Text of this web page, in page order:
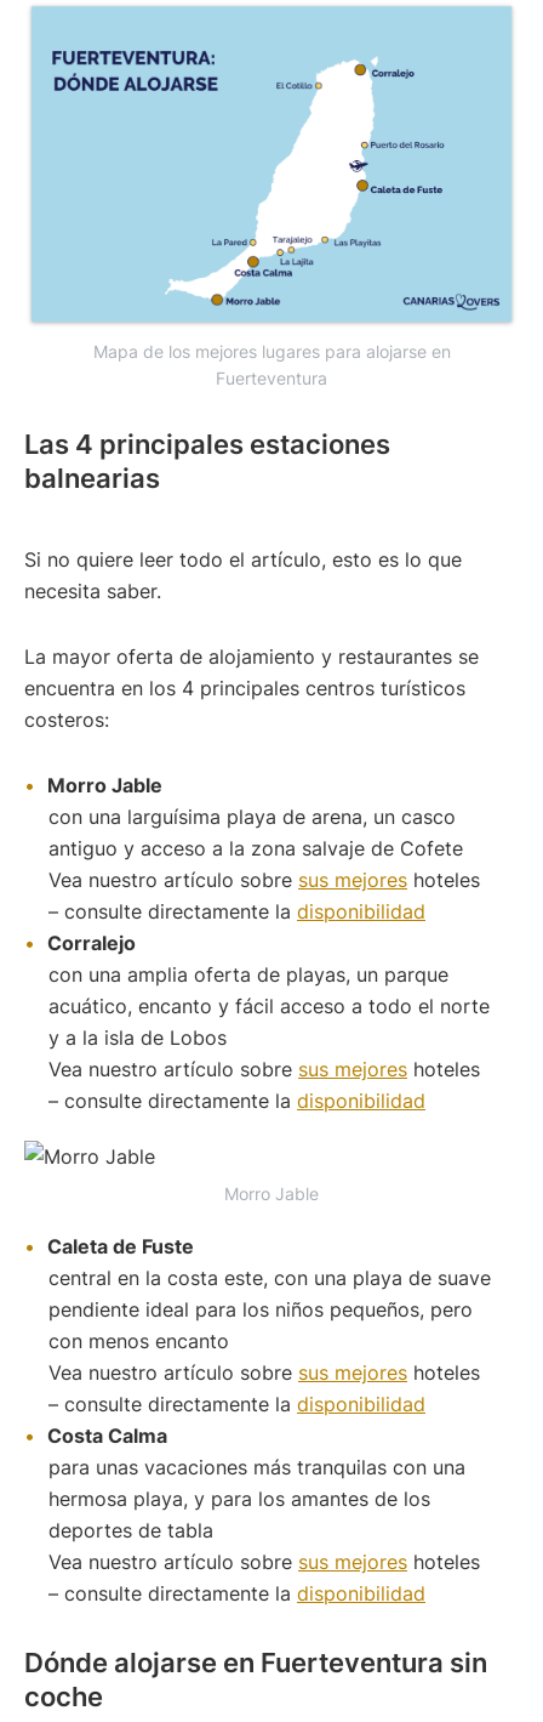
Mapa de los mejores lugares para alojarse en
Fuerteventura
Las 4 principales estaciones
balnearias
Si no quiere leer todo el artículo, esto es lo que
necesita saber.
La mayor oferta de alojamiento y restaurantes se
encuentra en los 4 principales centros turísticos
costeros:
Morro Jable
con una larguísima playa de arena, un casco
antiguo y acceso a la zona salvaje de Cofete
Vea nuestro artículo sobre sus mejores hoteles
– consulte directamente la disponibilidad
Corralejo
con una amplia oferta de playas, un parque
acuático, encanto y fácil acceso a todo el norte
y a la isla de Lobos
Vea nuestro artículo sobre sus mejores hoteles
– consulte directamente la disponibilidad
Morro Jable
Caleta de Fuste
central en la costa este, con una playa de suave
pendiente ideal para los niños pequeños, pero
con menos encanto
Vea nuestro artículo sobre sus mejores hoteles
– consulte directamente la disponibilidad
Costa Calma
para unas vacaciones más tranquilas con una
hermosa playa, y para los amantes de los
deportes de tabla
Vea nuestro artículo sobre sus mejores hoteles
– consulte directamente la disponibilidad
Dónde alojarse en Fuerteventura sin
coche